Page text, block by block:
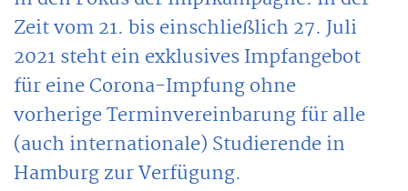
Zeit vom 21. bis einschließlich 27. Juli
2021 steht ein exklusives Impfangebot
für eine Corona-Impfung ohne
vorherige Terminvereinbarung für alle
(auch internationale) Studierende in
Hamburg zur Verfügung.